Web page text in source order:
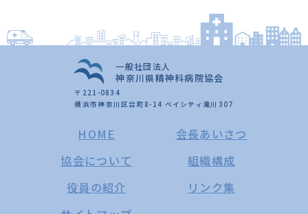
一般社団法人
神奈川県精神科病院協会
〒221-0834
横浜市神奈川区台町8-14 ベイシティ滝川307
HOME
会長あいさつ
協会について
組織構成
役員の紹介
リンク集